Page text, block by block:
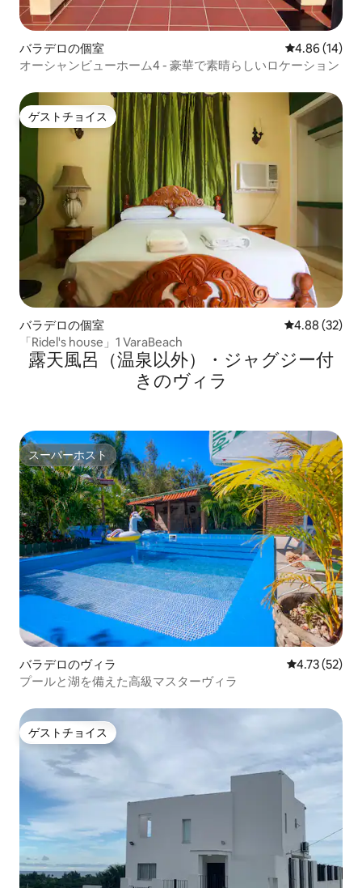
バラデロの個室 レビュー14
4.86 (14)
オーシャンビューホーム4 - 豪華で素晴らしいロケーション
ゲストチョイス
ゲストチョイス
バラデロの個室 レビュー32
4.88 (32)
「Ridel's house」1 VaraBeach
露天風呂（温泉以外）・ジャグジー付
きのヴィラ
スーパーホスト
スーパーホスト
バラデロのヴィラ レビュー52
4.73 (52)
プールと湖を備えた高級マスターヴィラ
ゲストチョイス
ゲストチョイス